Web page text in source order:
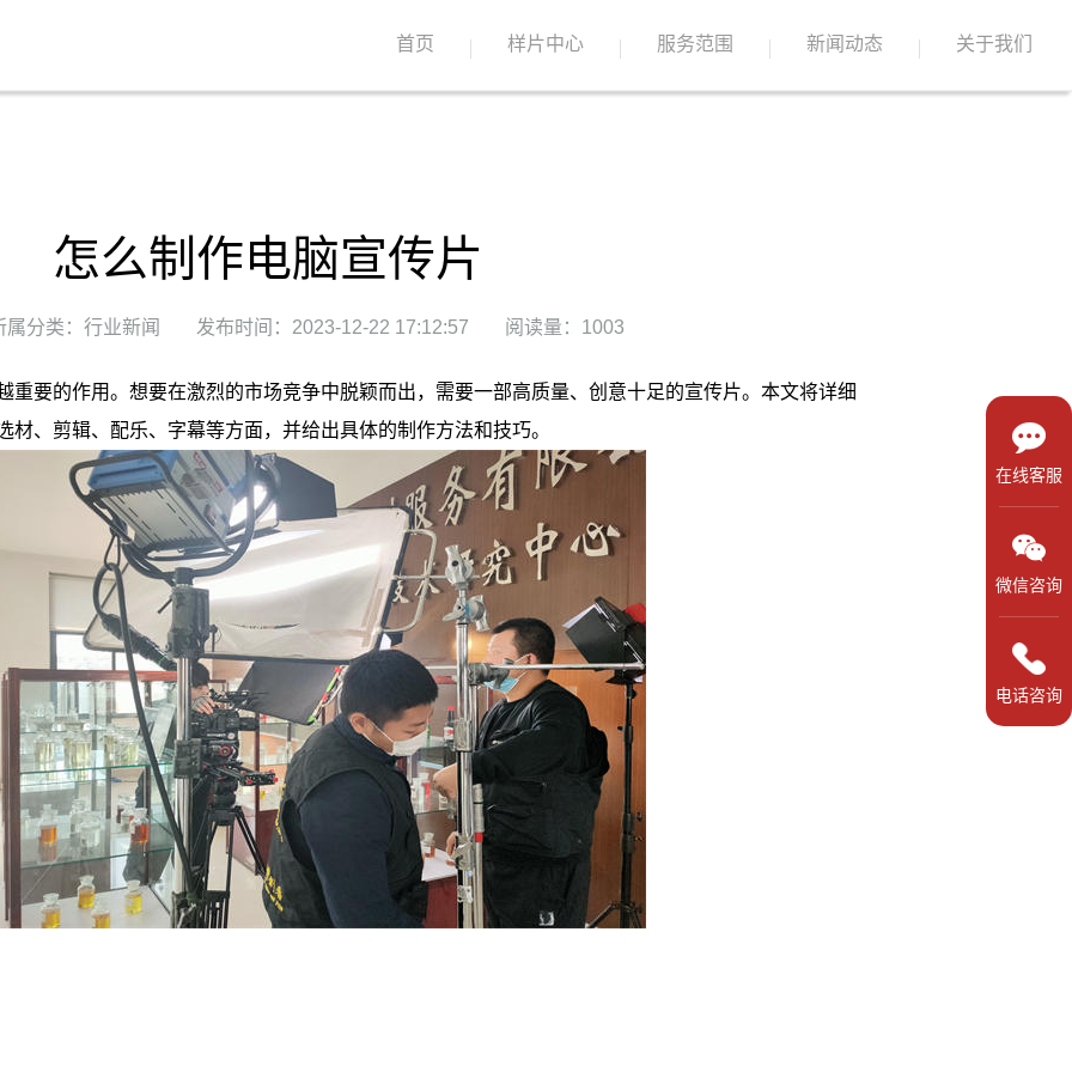
首页 样片中心 服务范围 新闻动态 关于我们
怎么制作电脑宣传片
属分类：行业新闻 发布时间：2023-12-22 17:12:57 阅读量：1003
重要的作用。想要在激烈的市场竞争中脱颖而出，需要一部高质量、创意十足的宣传片。本文将详细
、剪辑、配乐、字幕等方面，并给出具体的制作方法和技巧。
在线客服
微信咨询
电话咨询